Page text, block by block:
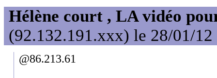
Hélène court , LA vidéo
(92.132.191.xxx) le 28/01/12
@86.213.61